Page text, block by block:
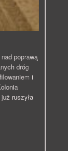
poprawą
dróg
i
ruszyła